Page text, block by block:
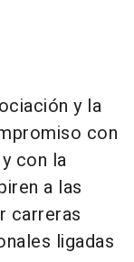
y la
con
con la
a las
carreras
ligadas